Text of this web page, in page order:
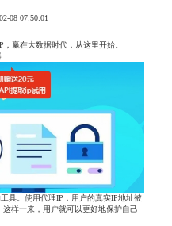
08 07:50:01
赢在大数据时代，从这里开始。
具。使用代理IP，用户的真实IP地址被
样一来，用户就可以更好地保护自己